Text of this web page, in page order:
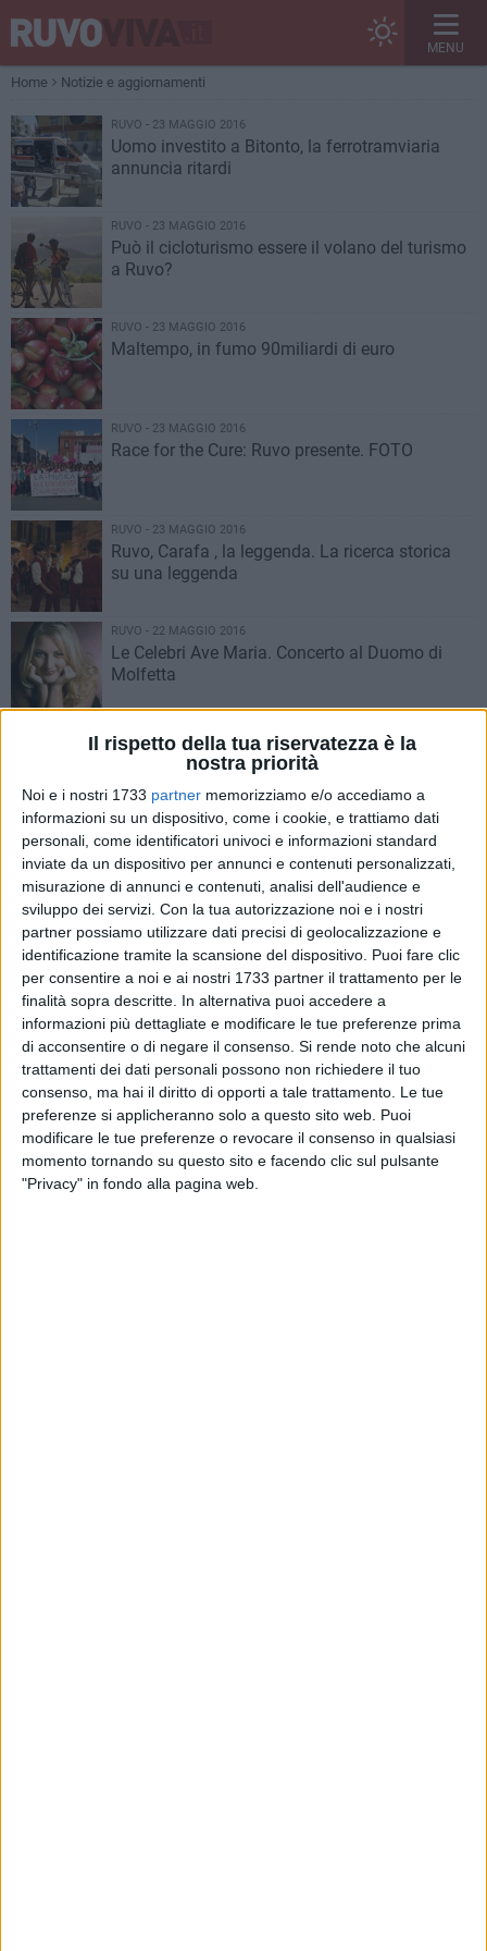
Il rispetto della tua riservatezza è la
nostra priorità
Noi e i nostri 1733 partner memorizziamo e/o accediamo a
informazioni su un dispositivo, come i cookie, e trattiamo dati
personali, come identificatori univoci e informazioni standard
inviate da un dispositivo per annunci e contenuti personalizzati,
misurazione di annunci e contenuti, analisi dell'audience e
sviluppo dei servizi. Con la tua autorizzazione noi e i nostri
partner possiamo utilizzare dati precisi di geolocalizzazione e
identificazione tramite la scansione del dispositivo. Puoi fare clic
per consentire a noi e ai nostri 1733 partner il trattamento per le
finalità sopra descritte. In alternativa puoi accedere a
informazioni più dettagliate e modificare le tue preferenze prima
di acconsentire o di negare il consenso. Si rende noto che alcuni
trattamenti dei dati personali possono non richiedere il tuo
consenso, ma hai il diritto di opporti a tale trattamento. Le tue
preferenze si applicheranno solo a questo sito web. Puoi
modificare le tue preferenze o revocare il consenso in qualsiasi
momento tornando su questo sito e facendo clic sul pulsante
"Privacy" in fondo alla pagina web.
MENU
Home Notizie e aggiornamenti
RUVO - 23 MAGGIO 2016
Uomo investito a Bitonto, la ferrotramviaria
annuncia ritardi
RUVO - 23 MAGGIO 2016
Può il cicloturismo essere il volano del turismo
a Ruvo?
RUVO - 23 MAGGIO 2016
Maltempo, in fumo 90miliardi di euro
RUVO - 23 MAGGIO 2016
Race for the Cure: Ruvo presente. FOTO
RUVO - 23 MAGGIO 2016
Ruvo, Carafa , la leggenda. La ricerca storica
su una leggenda
RUVO - 22 MAGGIO 2016
Le Celebri Ave Maria. Concerto al Duomo di
Molfetta
Addio ad aromatizzate e pacchetti da 10. Vita
dura per fumatori
RUVO - 22 MAGGIO 2016
Più sport e donne in politica, Valentina Vezzali
a Ruvo FOTO
RUVO - 21 MAGGIO 2016
Maltempo in città, Coldiretti: «Danni
incalcolabili a ciliegie e ortaggi»
RUVO - 21 MAGGIO 2016
Si terrà mercoledì il confronto tra gli otto
candidati
RUVO - 21 MAGGIO 2016
Maurizio Gasparri domenica a Ruvo